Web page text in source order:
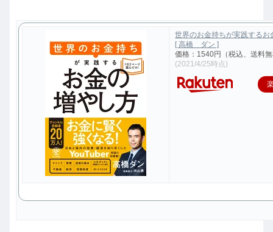
世界のお金持ちが実践するお
[ 高橋 ダン ]
価格：1540円（税込、送料
(2021/4/25時点)